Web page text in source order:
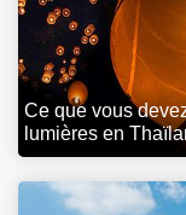
Ce que vous
lumières en